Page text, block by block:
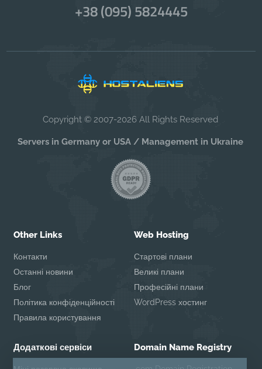
+38 (095) 5824445
Copyright © 2007-2026 All Rights Reserved
Servers in Germany or USA / Management in Ukraine
Other Links
Контакти
Останні новини
Блог
Політика конфіденційності
Правила користування
Web Hosting
Стартові плани
Великі плани
Професійні плани
WordPress хостинг
Додаткові сервіси Domain Name Registry